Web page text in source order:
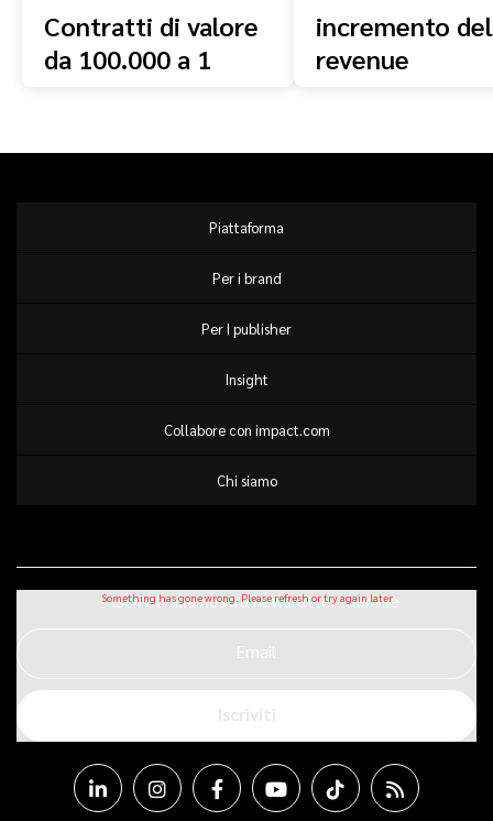
Contratti di valore
da 100.000 a 1
incremento
revenue
Piattaforma
Per i brand
Per I publisher
Insight
Collabore con impact.com
Chi siamo
Iscriviti alla nostra newsletter mensile
Email
Iscriviti